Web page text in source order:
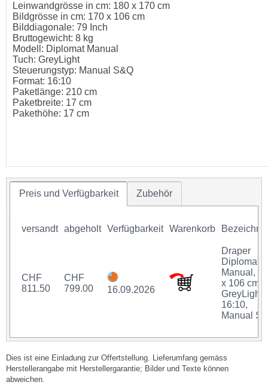
Leinwandgrösse in cm: 180 x 170 cm
Bildgrösse in cm: 170 x 106 cm
Bilddiagonale: 79 Inch
Bruttogewicht: 8 kg
Modell: Diplomat Manual
Tuch: GreyLight
Steuerungstyp: Manual S&Q
Format: 16:10
Paketlänge: 210 cm
Paketbreite: 17 cm
Pakethöhe: 17 cm
Preis und Verfügbarkeit Zubehör
versandt abgeholt Verfügbarkeit Warenkorb
CHF
811.50
CHF
799.00
16.09.2026
Draper
Diplomat
Manual,
x 106 cm,
GreyLight,
16:10,
Manual
Dies ist eine Einladung zur Offertstellung. Lieferumfang gemäss
Herstellerangabe mit Herstellergarantie; Bilder und Texte können
abweichen.